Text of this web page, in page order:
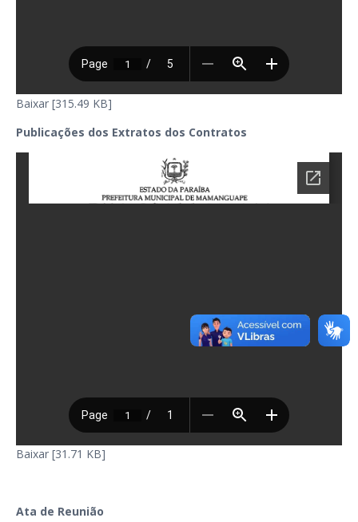
Baixar [315.49 KB]
Publicações dos Extratos dos Contratos
Baixar [31.71 KB]
Ata de Reunião